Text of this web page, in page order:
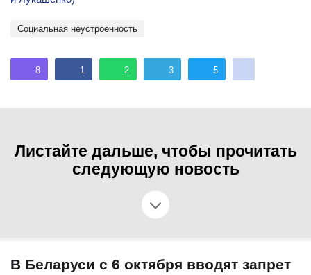
социальная неустроенность
8 1 2 3 5
Листайте дальше, чтобы прочитать
следующую новость